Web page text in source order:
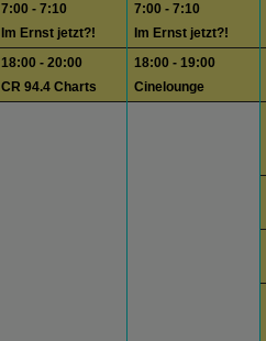
7:00 - 7:10
Im Ernst jetzt?!
18:00 - 20:00
CR 94.4 Charts
7:00 - 7:10
Im Ernst jetzt?!
18:00 - 19:00
Cinelounge